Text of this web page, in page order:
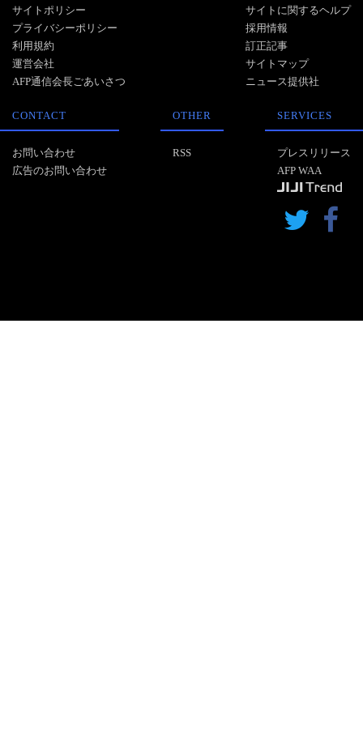
サイトポリシー
プライバシーポリシー
利用規約
運営会社
AFP通信会長ごあいさつ
サイトに関するヘルプ
採用情報
訂正記事
サイトマップ
ニュース提供社
CONTACT
お問い合わせ
広告のお問い合わせ
OTHER
RSS
SERVICES
プレスリリース
AFP WAA